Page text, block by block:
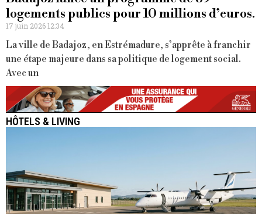
logements publics pour 10 millions d’euros.
17 juin 2026 12:34
La ville de Badajoz, en Estrémadure, s’apprête à franchir
une étape majeure dans sa politique de logement social.
Avec un
HÔTELS & LIVING